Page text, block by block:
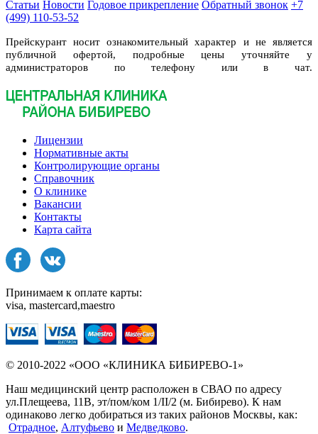
Статьи Новости Годовое прикрепление Обратный звонок +7
(499) 110-53-52
Прейскурант носит ознакомительный характер и не является
публичной офертой, подробные цены уточняйте у
администраторов по телефону или в чат.
Лицензии
Нормативные акты
Контролирующие органы
Справочник
О клинике
Вакансии
Контакты
Карта сайта
Принимаем к оплате карты:
visa, mastercard,maestro
© 2010-2022 «ООО «КЛИНИКА БИБИРЕВО-1»
Наш медицинский центр расположен в СВАО по адресу
ул.Плещеева, 11В, эт/пом/ком 1/II/2 (м. Бибирево). К нам
одинаково легко добираться из таких районов Москвы, как:
Отрадное, Алтуфьево и Медведково.